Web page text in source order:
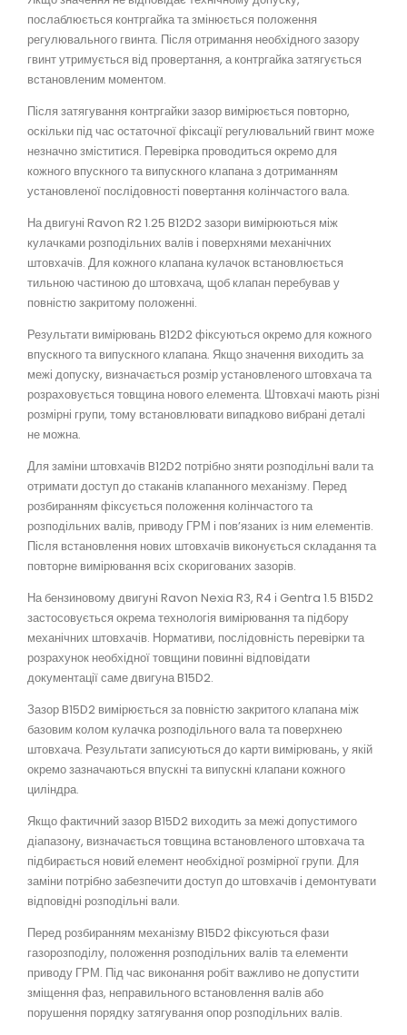
послаблюється контргайка та змінюється положення
регулювального гвинта. Після отримання необхідного зазору
гвинт утримується від провертання, а контргайка затягується
встановленим моментом.
Після затягування контргайки зазор вимірюється повторно,
оскільки під час остаточної фіксації регулювальний гвинт може
незначно зміститися. Перевірка проводиться окремо для
кожного впускного та випускного клапана з дотриманням
установленої послідовності повертання колінчастого вала.
На двигуні Ravon R2 1.25 B12D2 зазори вимірюються між
кулачками розподільних валів і поверхнями механічних
штовхачів. Для кожного клапана кулачок встановлюється
тильною частиною до штовхача, щоб клапан перебував у
повністю закритому положенні.
Результати вимірювань B12D2 фіксуються окремо для кожного
впускного та випускного клапана. Якщо значення виходить за
межі допуску, визначається розмір установленого штовхача та
розраховується товщина нового елемента. Штовхачі мають різні
розмірні групи, тому встановлювати випадково вибрані деталі
не можна.
Для заміни штовхачів B12D2 потрібно зняти розподільні вали та
отримати доступ до стаканів клапанного механізму. Перед
розбиранням фіксується положення колінчастого та
розподільних валів, приводу ГРМ і пов’язаних із ним елементів.
Після встановлення нових штовхачів виконується складання та
повторне вимірювання всіх скоригованих зазорів.
На бензиновому двигуні Ravon Nexia R3, R4 і Gentra 1.5 B15D2
застосовується окрема технологія вимірювання та підбору
механічних штовхачів. Нормативи, послідовність перевірки та
розрахунок необхідної товщини повинні відповідати
документації саме двигуна B15D2.
Зазор B15D2 вимірюється за повністю закритого клапана між
базовим колом кулачка розподільного вала та поверхнею
штовхача. Результати записуються до карти вимірювань, у якій
окремо зазначаються впускні та випускні клапани кожного
циліндра.
Якщо фактичний зазор B15D2 виходить за межі допустимого
діапазону, визначається товщина встановленого штовхача та
підбирається новий елемент необхідної розмірної групи. Для
заміни потрібно забезпечити доступ до штовхачів і демонтувати
відповідні розподільні вали.
Перед розбиранням механізму B15D2 фіксуються фази
газорозподілу, положення розподільних валів та елементи
приводу ГРМ. Під час виконання робіт важливо не допустити
зміщення фаз, неправильного встановлення валів або
порушення порядку затягування опор розподільних валів.